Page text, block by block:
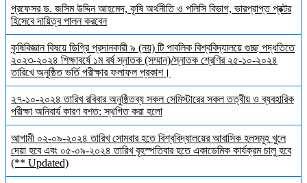
প্রফেসর ড. জসিম উদ্দিন আহমেদ, কৃষি অর্থনীতি ও পলিসি বিভাগ, ভারপ্রাপ্ত প্রক্টর
হিসেবে দায়িত্ব পালন করবেন
কৃষিবিজ্ঞান বিষয়ে ডিগ্রি প্রদানকারী ৯ (নয়) টি পাবলিক বিশ্ববিদ্যালয়ে গুচ্ছ পদ্ধতিতে
২০২৩-২০২৪ শিক্ষাবর্ষে ১ম বর্ষ স্নাতক (সম্মান)/স্নাতক শ্রেণির ২৫-১০-২০২৪
তারিখে অনুষ্ঠিত ভর্তি পরীক্ষার ফলাফল প্রকাশ।
২৭-১০-২০২৪ তারিখ রবিবার অনুষ্ঠিতব্য সকল সেমিস্টারের সকল তত্বীয় ও ব্যবহারিক
পরীক্ষা অনিবার্য কারণ বশত: স্থগিত করা হলো
আগামী ০২-০৯-২০২৪ তারিখ সোমবার হতে বিশ্ববিদ্যালয়ের আবাসিক হলসমূহ খুলে
দেয়া হবে এবং ০৫-০৯-২০২৪ তারিখ বৃহস্পতিবার হতে একাডেমিক কার্যক্রম চালু হবে
(** Updated)